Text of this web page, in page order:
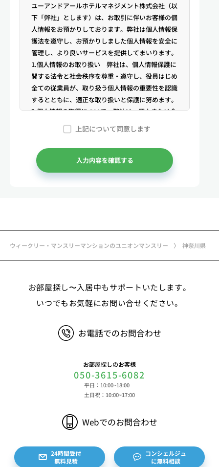
ウィークリー・マンスリーマンションのユニオンマンスリー 神奈川県
ユーアンドアールホテルマネジメント株式会社（以
下「弊社」とします）は、お取引に伴いお客様の個
人情報をお預かりしております。弊社は個人情報保
護法を遵守し、お預かりしました個人情報を安全に
管理し、より良いサービスを提供してまいります。
1.個人情報のお取り扱い 弊社は、個人情報保護に
関する法令と社会秩序を尊重・遵守し、役員はじめ
全ての従業員が、取り扱う個人情報の重要性を認識
するとともに、適正な取り扱いと保護に努めます。
2.個人情報の取得について 弊社は、個人または企
業からの電話・メール等のお問合せや公開情報（登
記簿謄本、電話帳、インターネット掲載情報等）な
どから適法かつ公正な手段により個人情報を取得い
たします。
3.弊社が保有する個人情報 （1）マンスリー物件
メールアドレス、アカウントのIDおよびパスワー
等 ③決済に関する情報 クレジットカードに関す
ービスのご利用に際して取得する情報 端末識別
子、広告識別子、IPアドレス、クッキーデータおよ
閲覧時刻、リファラー情報ならびにクッキーIDや広
対するお問い合わせ・ご連絡等に関する情報等 ま
た、お客様の個人情報は、弊社のデータベースシス
テムに登録されます。登録されるお客様の個人情報
積書等をもとに登録されます。 （2）弊社と賃貸
借契約を締結している不動産所有者様および所有者
約等のお問合せをいただいた個人または企業、イン
ターネット上の不動産オーナーサイト等からの査定
上記について同意します
入力内容を確認する
お部屋探し〜入居中もサポートいたします。
いつでもお気軽にお問い合せください。
お電話でのお問合わせ
お部屋探しのお客様
050-3615-6082
平日：10:00~18:00
土日祝：10:00~17:00
Webでのお問合わせ
24時間受付
無料見積
コンシェルジュ
に無料相談